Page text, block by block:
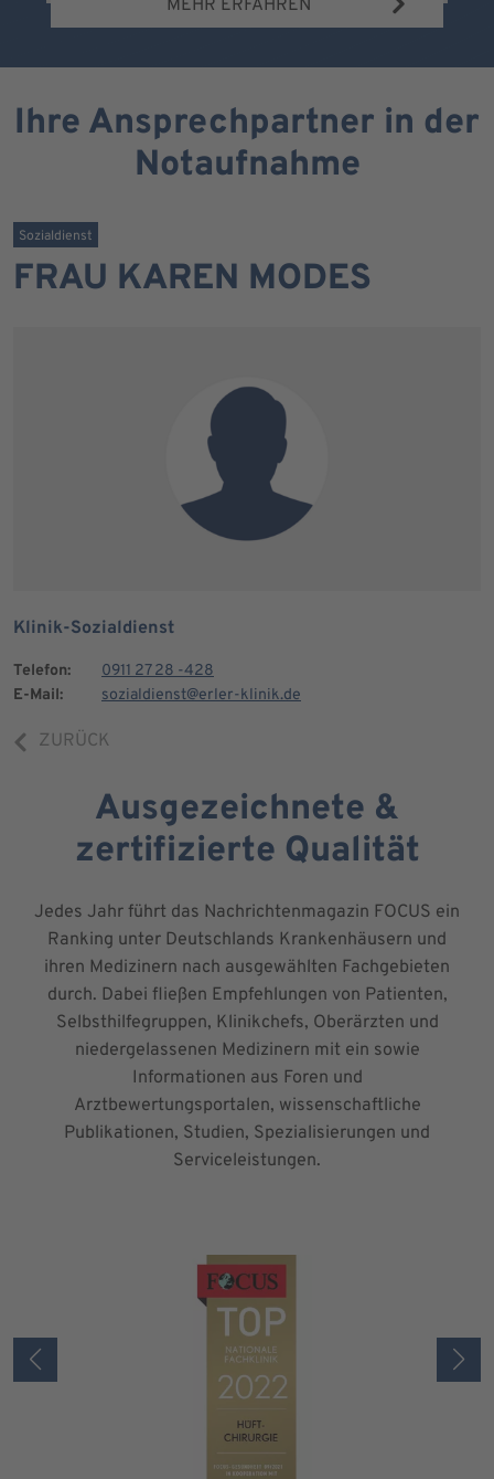
MEHR ERFAHREN
Ihre Ansprechpartner in der
Notaufnahme
Sozialdienst
FRAU KAREN MODES
Klinik-Sozialdienst
Telefon:
0911 27 28 -428
E-Mail:
sozialdienst@erler-klinik.de
ZURÜCK
Ausgezeichnete &
zertifizierte Qualität
Jedes Jahr führt das Nachrichtenmagazin FOCUS ein
Ranking unter Deutschlands Krankenhäusern und
ihren Medizinern nach ausgewählten Fachgebieten
durch. Dabei fließen Empfehlungen von Patienten,
Selbsthilfegruppen, Klinikchefs, Oberärzten und
niedergelassenen Medizinern mit ein sowie
Informationen aus Foren und
Arztbewertungsportalen, wissenschaftliche
Publikationen, Studien, Spezialisierungen und
Serviceleistungen.